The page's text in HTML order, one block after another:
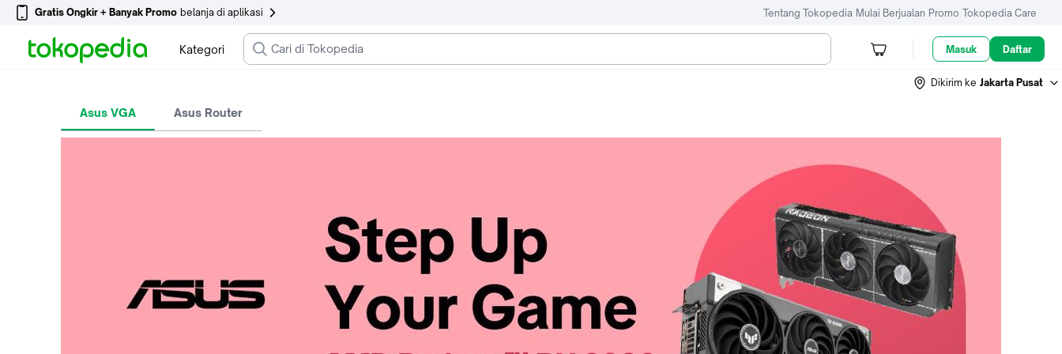
Gratis Ongkir + Banyak Promo belanja di aplikasi Tentang Tokopedia Mulai Berjualan Promo Tokopedia Care
Kategori Masuk Daftar
Dikirim ke Jakarta Pusat
Asus VGA Asus Router